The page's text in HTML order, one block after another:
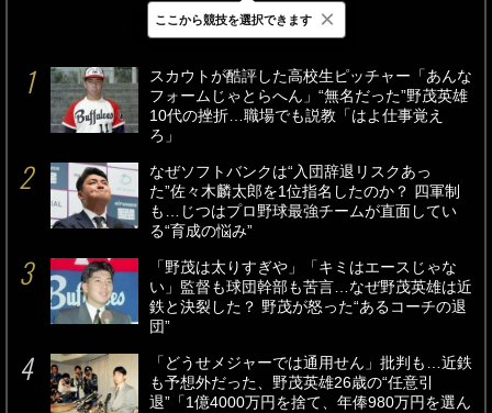
最新 24時間 週間
スカウトが酷評した高校生ピッチャー「あんな
フォームじゃとらへん」“無名だった”野茂英雄
10代の挫折…職場でも説教「はよ仕事覚え
ろ」
なぜソフトバンクは“入団辞退リスクあっ
た”佐々木麟太郎を1位指名したのか？ 四軍制
も…じつはプロ野球最強チームが直面してい
る“育成の悩み”
「野茂は太りすぎや」「キミはエースじゃな
い」監督も球団幹部も苦言…なぜ野茂英雄は近
鉄と決裂した？ 野茂が怒った“あるコーチの退
団”
「どうせメジャーでは通用せん」批判も…近鉄
も予想外だった、野茂英雄26歳の“任意引
退”「1億4000万円を捨て、年俸980万円を選ん
ここから競技を選択できます ×